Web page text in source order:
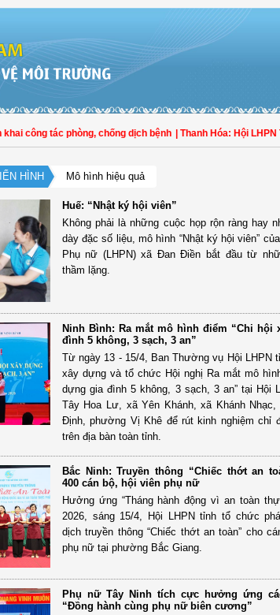
công tác phòng, chống dịch bệnh | Thanh Hóa: Hội LHPN
HÌNH Mô hình hiệu quả
Huế: “Nhật ký hội viên”
Không phải là những cuộc họp rộn ràng hay
dày đặc số liệu, mô hình “Nhật ký hội viên”
Phụ nữ (LHPN) xã Đan Điền bắt đầu từ
thầm lặng.
Ninh Bình: Ra mắt mô hình điểm “Chi hội
đình 5 không, 3 sạch, 3 an”
Từ ngày 13 - 15/4, Ban Thường vụ Hội LHPN
xây dựng và tổ chức Hội nghị Ra mắt mô
dựng gia đình 5 không, 3 sạch, 3 an” tại Hội
Tây Hoa Lư, xã Yên Khánh, xã Khánh Nhạc,
Định, phường Vị Khê để rút kinh nghiệm chỉ
trên địa bàn toàn tỉnh.
Bắc Ninh: Truyền thông “Chiếc thớt an
400 cán bộ, hội viên phụ nữ
Hưởng ứng “Tháng hành động vì an toàn
2026, sáng 15/4, Hội LHPN tỉnh tổ chức
dịch truyền thông “Chiếc thớt an toàn” cho
phụ nữ tại phường Bắc Giang.
Phụ nữ Tây Ninh tích cực hưởng ứng
“Đồng hành cùng phụ nữ biên cương”